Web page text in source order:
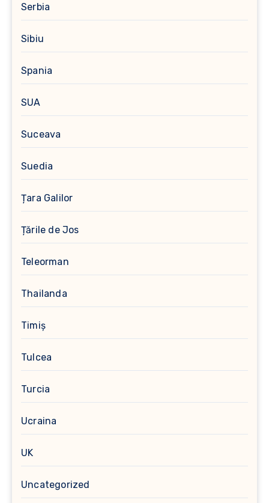
Serbia
Sibiu
Spania
SUA
Suceava
Suedia
Țara Galilor
Țările de Jos
Teleorman
Thailanda
Timiș
Tulcea
Turcia
Ucraina
UK
Uncategorized